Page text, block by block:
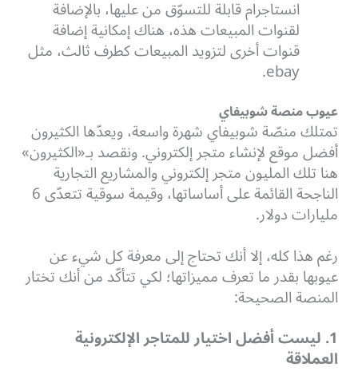
انستاجرام قابلة للتسوّق من عليها، بالإضافة
لقنوات المبيعات هذه، هناك إمكانية إضافة
قنوات أخرى لتزويد المبيعات كطرف ثالث، مثل
ebay.
عيوب منصة شوبيفاي
تمتلك منصّة شوبيفاي شهرة واسعة، ويعدّها الكثيرون
أفضل موقع لإنشاء متجر إلكتروني. ونقصد بـ«الكثيرون»
هنا تلك المليون متجر إلكتروني والمشاريع التجارية
الناجحة القائمة على أساساتها، وقيمة سوقية تتعدّى 6
مليارات دولار.
رغم هذا كله، إلا أنك تحتاج إلى معرفة كل شيء عن
عيوبها بقدر ما تعرف مميزاتها؛ لكي تتأكّد من أنك تختار
المنصة الصحيحة:
1. ليست أفضل اختيار للمتاجر الإلكترونية
العملاقة